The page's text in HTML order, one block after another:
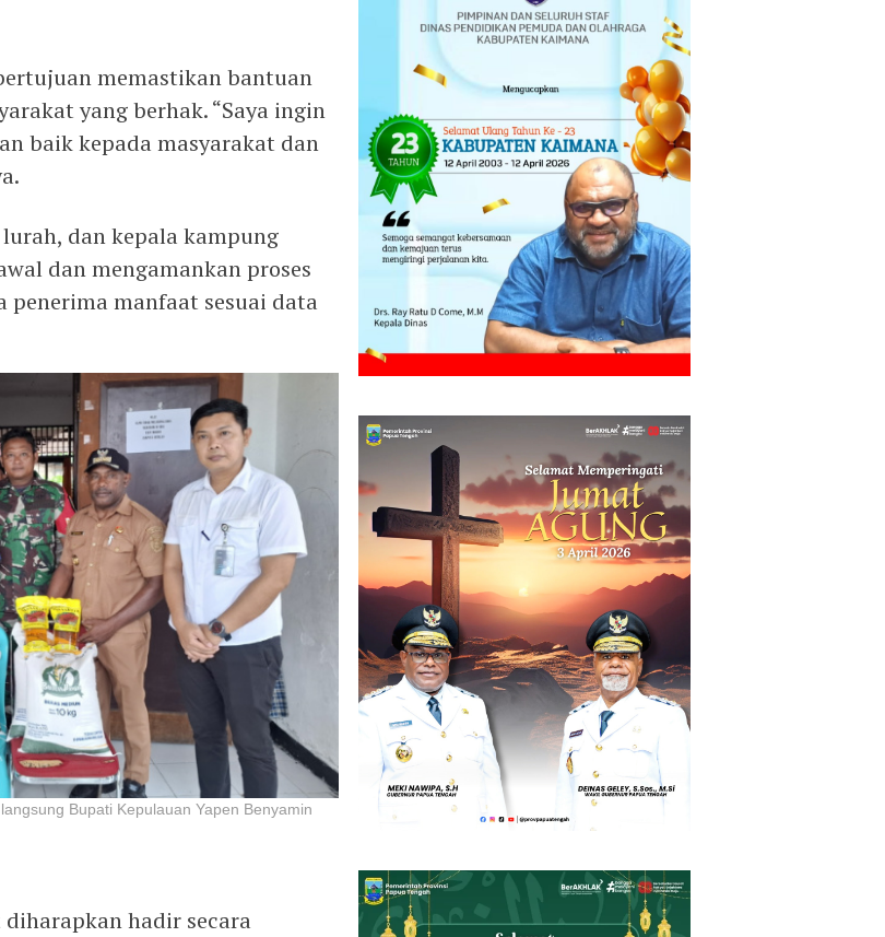
memastikan bantuan
yang berhak. “Saya ingin
baik kepada masyarakat dan
dan kepala kampung
dan mengamankan proses
manfaat sesuai data
Bupati Kepulauan Yapen Benyamin
hadir secara